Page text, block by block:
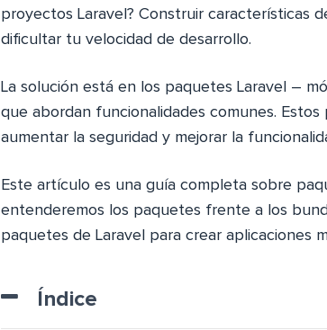
proyectos Laravel? Construir características
dificultar tu velocidad de desarrollo.
La solución está en los paquetes Laravel –
que abordan funcionalidades comunes.
aumentar la seguridad y mejorar la
Este artículo es una guía completa sobre
entenderemos los paquetes frente a los
paquetes de Laravel para crear aplicaciones
Índice